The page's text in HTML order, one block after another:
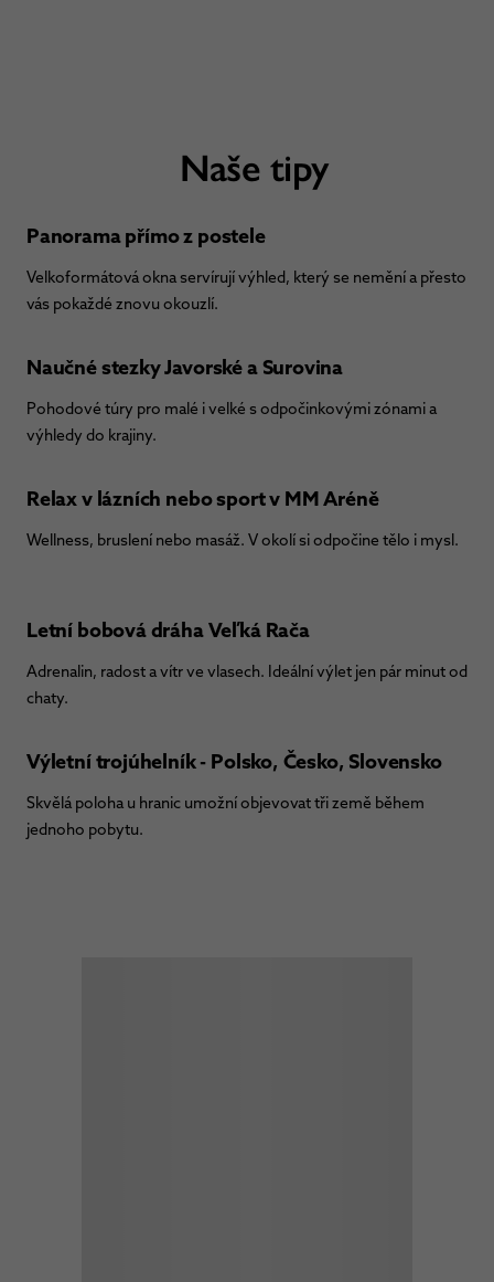
Naše tipy
Panorama přímo z postele
Velkoformátová okna servírují výhled, který se nemění a přesto
vás pokaždé znovu okouzlí.
Naučné stezky Javorské a Surovina
Pohodové túry pro malé i velké s odpočinkovými zónami a
výhledy do krajiny.
Relax v lázních nebo sport v MM Aréně
Wellness, bruslení nebo masáž. V okolí si odpočine tělo i mysl.
Letní bobová dráha Veľká Rača
Adrenalin, radost a vítr ve vlasech. Ideální výlet jen pár minut od
chaty.
Výletní trojúhelník - Polsko, Česko, Slovensko
Skvělá poloha u hranic umožní objevovat tři země během
jednoho pobytu.